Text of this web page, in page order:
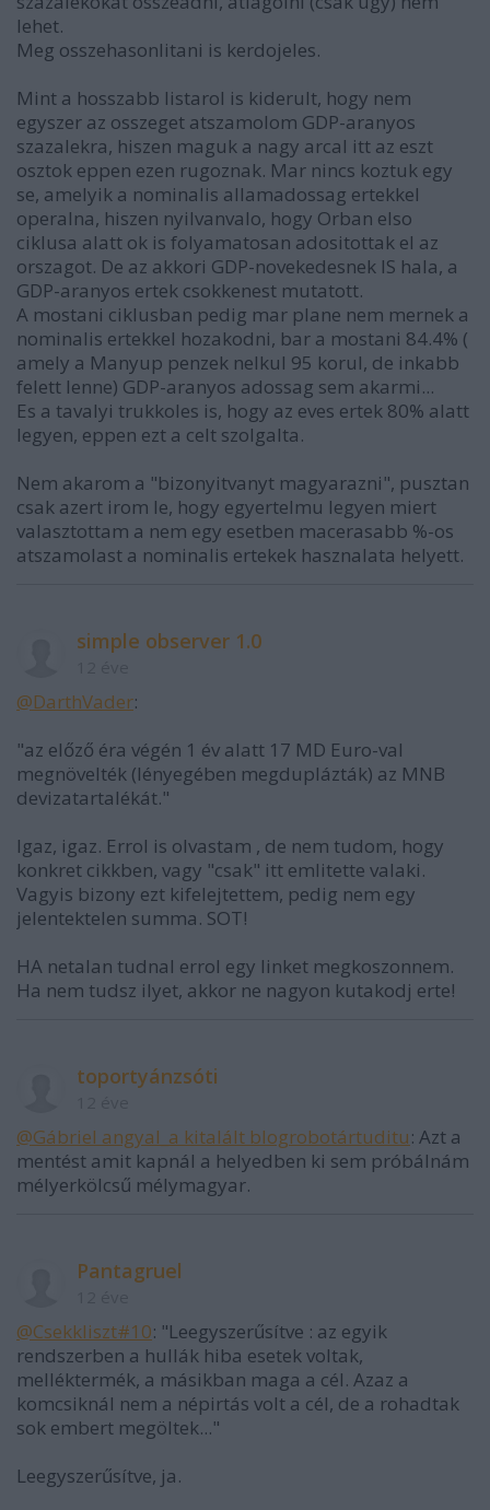
lehet.
Meg osszehasonlitani is kerdojeles.
Mint a hosszabb listarol is kiderult, hogy nem
egyszer az osszeget atszamolom GDP-aranyos
szazalekra, hiszen maguk a nagy arcal itt az eszt
osztok eppen ezen rugoznak. Mar nincs koztuk egy
se, amelyik a nominalis allamadossag ertekkel
operalna, hiszen nyilvanvalo, hogy Orban elso
ciklusa alatt ok is folyamatosan adositottak el az
orszagot. De az akkori GDP-novekedesnek IS hala, a
GDP-aranyos ertek csokkenest mutatott.
A mostani ciklusban pedig mar plane nem mernek a
nominalis ertekkel hozakodni, bar a mostani 84.4% (
amely a Manyup penzek nelkul 95 korul, de inkabb
felett lenne) GDP-aranyos adossag sem akarmi...
Es a tavalyi trukkoles is, hogy az eves ertek 80% alatt
legyen, eppen ezt a celt szolgalta.
Nem akarom a "bizonyitvanyt magyarazni", pusztan
csak azert irom le, hogy egyertelmu legyen miert
valasztottam a nem egy esetben macerasabb %-os
atszamolast a nominalis ertekek hasznalata helyett.
simple observer 1.0
@DarthVader:
"az előző éra végén 1 év alatt 17 MD Euro-val
megnövelték (lényegében megduplázták) az MNB
devizatartalékát."
Igaz, igaz. Errol is olvastam , de nem tudom, hogy
konkret cikkben, vagy "csak" itt emlitette valaki.
Vagyis bizony ezt kifelejtettem, pedig nem egy
jelentektelen summa. SOT!
HA netalan tudnal errol egy linket megkoszonnem.
Ha nem tudsz ilyet, akkor ne nagyon kutakodj erte!
toportyánzsóti
@Gábriel angyal_a kitalált blogrobotártuditu: Azt a
mentést amit kapnál a helyedben ki sem próbálnám
mélyerkölcsű mélymagyar.
Pantagruel
@Csekkliszt#10: "Leegyszerűsítve : az egyik
rendszerben a hullák hiba esetek voltak,
melléktermék, a másikban maga a cél. Azaz a
komcsiknál nem a népirtás volt a cél, de a rohadtak
sok embert megöltek..."
Leegyszerűsítve, ja.